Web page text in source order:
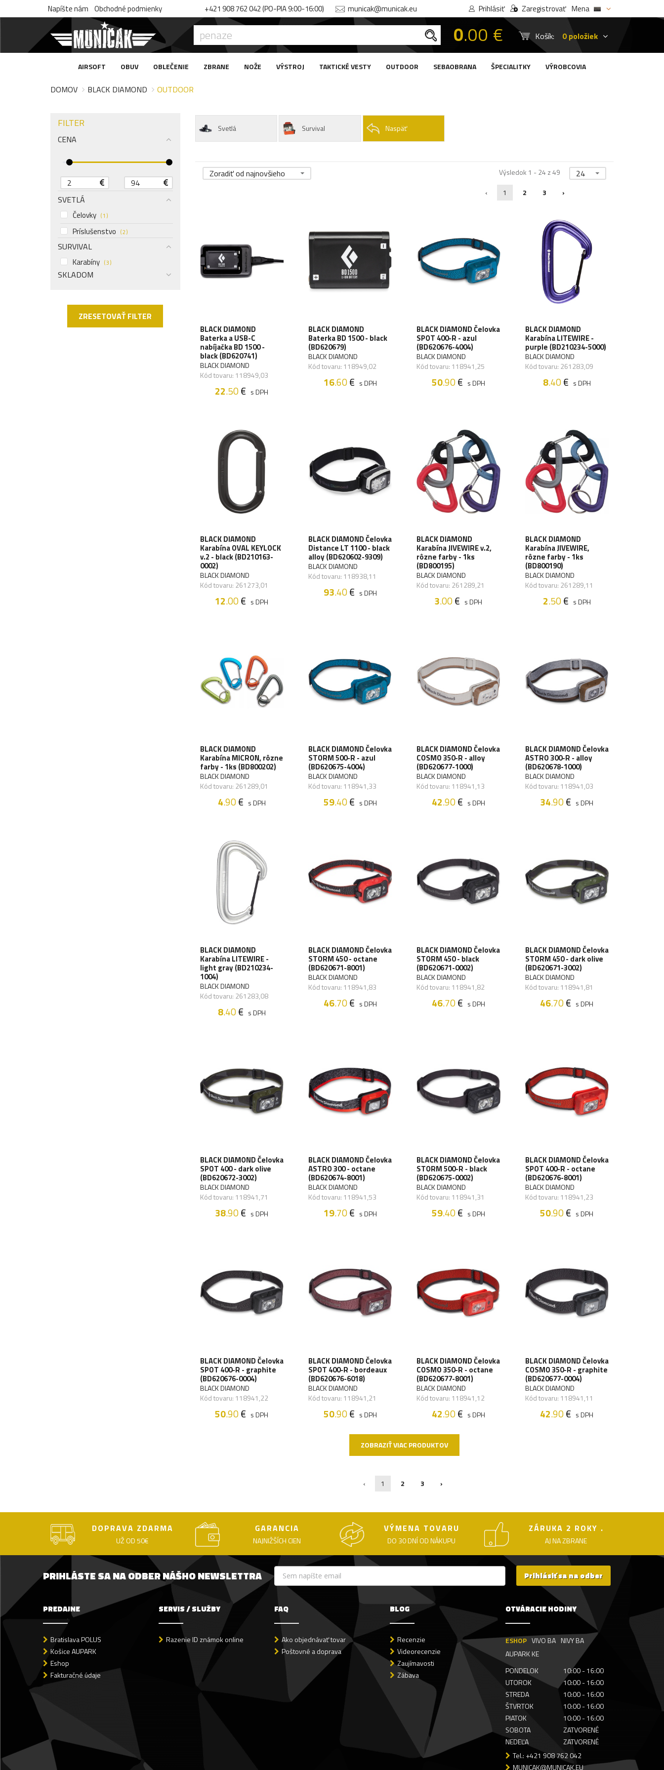
Napíšte nám Obchodné podmienky +421 908 762 042 (PO-PIA 9:00-16:00) municak@municak.eu Prihlásiť Zaregistrovať Mena
0.00 € Košík: 0 položiek
AIRSOFT OBUV OBLEČENIE ZBRANE NOŽE VÝSTROJ TAKTICKÉ VESTY OUTDOOR SEBAOBRANA ŠPECIALITKY VÝROBCOVIA
DOMOV BLACK DIAMOND OUTDOOR
FILTER
CENA
SVETLÁ
Čelovky ( 1 )
Príslušenstvo ( 2 )
SURVIVAL
Karabíny ( 3 )
SKLADOM
ZRESETOVAŤ FILTER
Svetlá Survival Naspäť
Zoradiť od najnovšieho Výsledok 1 - 24 z 49 24
‹ 1 2 3 ›
BLACK DIAMOND
Baterka a USB-C
nabíjačka BD 1500 -
black (BD620741)
BLACK DIAMOND
Kód tovaru: 118949,03
22.50€ s DPH
BLACK DIAMOND
Baterka BD 1500 - black
(BD620679)
BLACK DIAMOND
Kód tovaru: 118949,02
16.60€ s DPH
BLACK DIAMOND Čelovka
SPOT 400-R - azul
(BD620676-4004)
BLACK DIAMOND
Kód tovaru: 118941,25
50.90€ s DPH
BLACK DIAMOND
Karabína LITEWIRE -
purple (BD210234-5000)
BLACK DIAMOND
Kód tovaru: 261283,09
8.40€ s DPH
BLACK DIAMOND
Karabína OVAL KEYLOCK
v.2 - black (BD210163-
0002)
BLACK DIAMOND
Kód tovaru: 261273,01
12.00€ s DPH
BLACK DIAMOND Čelovka
Distance LT 1100 - black
alloy (BD620602-9309)
BLACK DIAMOND
Kód tovaru: 118938,11
93.40€ s DPH
BLACK DIAMOND
Karabína JIVEWIRE v.2,
rôzne farby - 1ks
(BD800195)
BLACK DIAMOND
Kód tovaru: 261289,21
3.00€ s DPH
BLACK DIAMOND
Karabína JIVEWIRE,
rôzne farby - 1ks
(BD800190)
BLACK DIAMOND
Kód tovaru: 261289,11
2.50€ s DPH
BLACK DIAMOND
Karabína MICRON, rôzne
farby - 1ks (BD800202)
BLACK DIAMOND
Kód tovaru: 261289,01
4.90€ s DPH
BLACK DIAMOND Čelovka
STORM 500-R - azul
(BD620675-4004)
BLACK DIAMOND
Kód tovaru: 118941,33
59.40€ s DPH
BLACK DIAMOND Čelovka
COSMO 350-R - alloy
(BD620677-1000)
BLACK DIAMOND
Kód tovaru: 118941,13
42.90€ s DPH
BLACK DIAMOND Čelovka
ASTRO 300-R - alloy
(BD620678-1000)
BLACK DIAMOND
Kód tovaru: 118941,03
34.90€ s DPH
BLACK DIAMOND
Karabína LITEWIRE -
light gray (BD210234-
1004)
BLACK DIAMOND
Kód tovaru: 261283,08
8.40€ s DPH
BLACK DIAMOND Čelovka
STORM 450 - octane
(BD620671-8001)
BLACK DIAMOND
Kód tovaru: 118941,83
46.70€ s DPH
BLACK DIAMOND Čelovka
STORM 450 - black
(BD620671-0002)
BLACK DIAMOND
Kód tovaru: 118941,82
46.70€ s DPH
BLACK DIAMOND Čelovka
STORM 450 - dark olive
(BD620671-3002)
BLACK DIAMOND
Kód tovaru: 118941,81
46.70€ s DPH
BLACK DIAMOND Čelovka
SPOT 400 - dark olive
(BD620672-3002)
BLACK DIAMOND
Kód tovaru: 118941,71
38.90€ s DPH
BLACK DIAMOND Čelovka
ASTRO 300 - octane
(BD620674-8001)
BLACK DIAMOND
Kód tovaru: 118941,53
19.70€ s DPH
BLACK DIAMOND Čelovka
STORM 500-R - black
(BD620675-0002)
BLACK DIAMOND
Kód tovaru: 118941,31
59.40€ s DPH
BLACK DIAMOND Čelovka
SPOT 400-R - octane
(BD620676-8001)
BLACK DIAMOND
Kód tovaru: 118941,23
50.90€ s DPH
BLACK DIAMOND Čelovka
SPOT 400-R - graphite
(BD620676-0004)
BLACK DIAMOND
Kód tovaru: 118941,22
50.90€ s DPH
BLACK DIAMOND Čelovka
SPOT 400-R - bordeaux
(BD620676-6018)
BLACK DIAMOND
Kód tovaru: 118941,21
50.90€ s DPH
BLACK DIAMOND Čelovka
COSMO 350-R - octane
(BD620677-8001)
BLACK DIAMOND
Kód tovaru: 118941,12
42.90€ s DPH
BLACK DIAMOND Čelovka
COSMO 350-R - graphite
(BD620677-0004)
BLACK DIAMOND
Kód tovaru: 118941,11
42.90€ s DPH
ZOBRAZIŤ VIAC PRODUKTOV
‹ 1 2 3 ›
DOPRAVA ZDARMA
UŽ OD 50€
GARANCIA
NAJNIŽŠÍCH CIEN
VÝMENA TOVARU
DO 30 DNÍ OD NÁKUPU
ZÁRUKA 2 ROKY .
AJ NA ZBRANE
PRIHLÁSTE SA NA ODBER NÁŠHO NEWSLETTRA Prihlásiť sa na odber
PREDAJNE
Bratislava POLUS
Košice AUPARK
Eshop
Fakturačné údaje
SERVIS / SLUŽBY
Razenie ID známok online
FAQ
Ako objednávať tovar
Poštovné a doprava
BLOG
Recenzie
Videorecenzie
Zaujímavosti
Zábava
OTVÁRACIE HODINY
ESHOP VIVO BA NIVY BA
AUPARK KE
PONDELOK
10:00 - 16:00
UTOROK
10:00 - 16:00
STREDA
10:00 - 16:00
ŠTVRTOK
10:00 - 16:00
PIATOK
10:00 - 16:00
SOBOTA
ZATVORENÉ
NEDEĽA
ZATVORENÉ
Tel.: +421 908 762 042
MUNICAK@MUNICAK.EU